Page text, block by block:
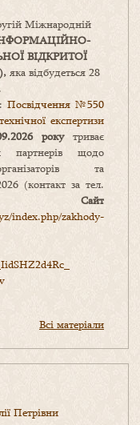
Міжнародній
ВІДКРИТОЇ
яка відбудеться 28
Посвідчення №550
експертизи
рокутриває
партнерів щодо
та
(контакт за тел.
Сайт
index.php/zakhody-
Всі матеріали
Петрівни